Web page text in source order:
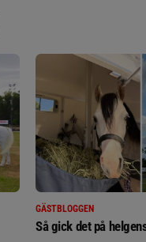
GÄSTBLOGGEN
Så gick det på